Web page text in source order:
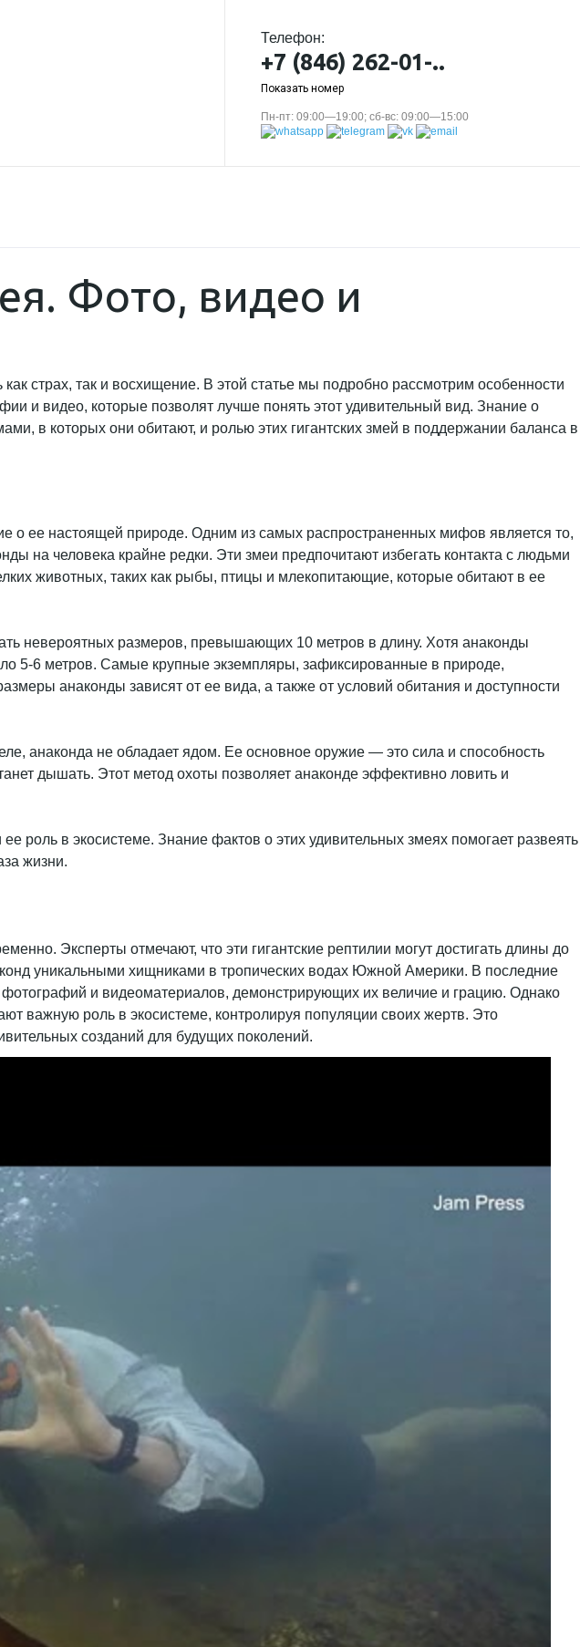
Телефон:
+7 (846) 262-01-..
Показать номер
Пн-пт: 09:00—19:00; сб-вс: 09:00—15:00
Фото, видео и
страх, так и восхищение. В этой статье мы подробно рассмотрим особенности
и видео, которые позволят лучше понять этот удивительный вид. Знание о
в которых они обитают, и ролью этих гигантских змей в поддержании баланса в
о ее настоящей природе. Одним из самых распространенных мифов является то,
на человека крайне редки. Эти змеи предпочитают избегать контакта с людьми
животных, таких как рыбы, птицы и млекопитающие, которые обитают в ее
невероятных размеров, превышающих 10 метров в длину. Хотя анаконды
5-6 метров. Самые крупные экземпляры, зафиксированные в природе,
анаконды зависят от ее вида, а также от условий обитания и доступности
анаконда не обладает ядом. Ее основное оружие — это сила и способность
дышать. Этот метод охоты позволяет анаконде эффективно ловить и
в экосистеме. Знание фактов о этих удивительных змеях помогает развеять
жизни.
Эксперты отмечают, что эти гигантские рептилии могут достигать длины до
уникальными хищниками в тропических водах Южной Америки. В последние
и видеоматериалов, демонстрирующих их величие и грацию. Однако
важную роль в экосистеме, контролируя популяции своих жертв. Это
созданий для будущих поколений.